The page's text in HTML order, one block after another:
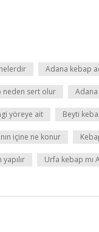
Adana kebap
neden sert olur
yöreye ait Beyti
içine ne konur
Urfa kebap mı